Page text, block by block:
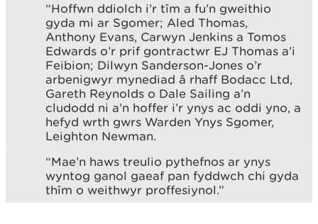
“Hoffwn ddiolch i’r tîm a fu’n gweithio
gyda mi ar Sgomer; Aled Thomas,
Anthony Evans, Carwyn Jenkins a Tomos
Edwards o’r prif gontractwr EJ Thomas a’i
Feibion; Dilwyn Sanderson-Jones o’r
arbenigwyr mynediad â rhaff Bodacc Ltd,
Gareth Reynolds o Dale Sailing a’n
cludodd ni a’n hoffer i’r ynys ac oddi yno, a
hefyd wrth gwrs Warden Ynys Sgomer,
Leighton Newman.
“Mae’n haws treulio pythefnos ar ynys
wyntog ganol gaeaf pan fyddwch chi gyda
thîm o weithwyr proffesiynol.”